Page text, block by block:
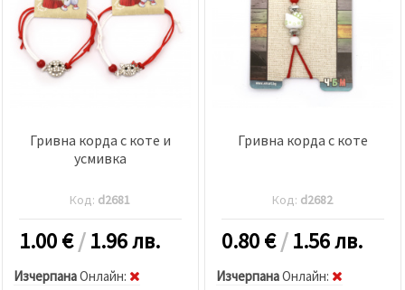
релевантно
съдържание
и реклами,
включително
с помощта
на наши
маркетинг.
използваме
всички
"бисквитки"
натиснеш
Гривна корда с коте и
усмивка
Код: d2681
1.00€/1.96 лв.
ИзчерпанаOнлайн:
Гривна корда с коте
Код: d2682
0.80€/1.56 лв.
ИзчерпанаOнлайн: